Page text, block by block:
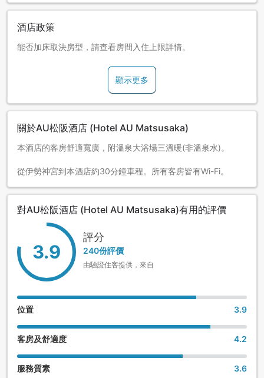
酒店政策
能否加床取決房型，請查看房間入住上限詳情。
顯示更多
關於AU松阪酒店 (Hotel AU Matsusaka)
本酒店的客房舒適寬廣，附溫泉大浴場三溫暖(非溫泉水)。
從伊勢神宮到本酒店約30分鐘車程。所有客房皆有Wi-Fi。
對AU松阪酒店 (Hotel AU Matsusaka)有用的評價
3.9
評分
240份評價
由驗證住客提供，來自
位置 3.9
客房及舒適度 4.2
服務質素 3.6